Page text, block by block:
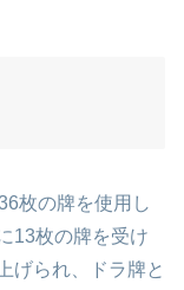
枚の牌を使用し
13枚の牌を受け
げられ、ドラ牌と